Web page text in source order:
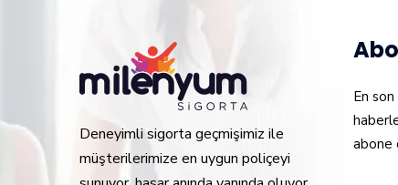
Deneyimli sigorta geçmişimiz ile
müşterilerimize en uygun poliçeyi
En
abone